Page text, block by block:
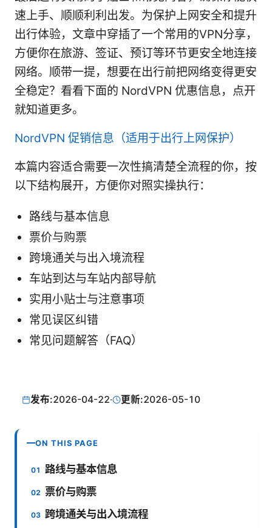
速上手、顺顺利利出发。为保护上网安全和提升
出行体验，文章中穿插了一个常用的VPN分享，
方便你在旅游、签证、预订等环节更安全地连接
网络。顺带一提，想要在出行前把网络变得更安
全稳定？看看下面的 NordVPN 优惠信息，点开
就知道更多。
NordVPN 促销信息（适用于出行上网保护）
本篇内容适合需要一次性搞清楚全流程的你，按
以下结构展开，方便你对照实操执行：
路线与基本信息
票价与购票
跨境通关与出入境流程
车站到达与车站内部导航
实用小贴士与注意事项
常见误区纠错
常见问题解答（FAQ）
发布:2026-04-22· 更新:2026-05-10
ON THIS PAGE
路线与基本信息
票价与购票
跨境通关与出入境流程